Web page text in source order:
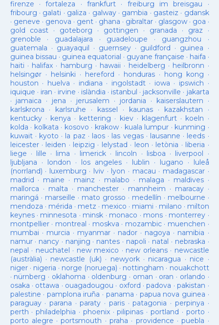
firenze ·fortaleza · frankfurt· freiburg im breisgau ·
fribourg · galati · galiza · galway· gambia · gasteiz · gdansk
· geneve · genova · gent· ghana · gibraltar· glasgow· goa ·
gold coast · goteborg · gottingen · granada · graz ·
grenoble · guadalajara · guadeloupe · guangzhou ·
guatemala · guayaquil · guernsey· guildford · guinea ·
guinea bissau · guinea equatorial · guyane française · haifa ·
haiti · halifax · hamburg · hawaii · heidelberg · heilbronn ·
helsingør· helsinki · hereford · honduras· hong kong ·
houston · huelva · indiana · ingolstadt· iowa · ipswich ·
iquique · iran · irvine · islàndia · istanbul · jacksonville · jakarta
· jamaica · jena · jerusalem · jordania · kaiserslautern ·
karlskrona · karlsruhe · kassel · kaunas· kazakhstan ·
kentucky· kenya · kettering · kiev· klagenfurt · koeln ·
kolda · kolkata · kosovo · krakow· kuala lumpur · kunming ·
kuwait· kyoto · la paz · laos· las vegas· lausanne · leeds ·
leicester· leiden · leipzig · lelystad · leon · letònia · liberia ·
liege · lille · lima · limerick· lincoln · lisboa · liverpool ·
ljubljana · london · los angeles· lublin · lugano · luleå
(norrland) · luxemburg · lviv · lyon · macau · madagascar·
madrid · maine · mainz · malabo · malaga · maldives·
mallorca · malta · manchester· mannheim · maracay·
maringá · marseille · mato grosso · medellín · melbourne ·
mendoza · mérida · metz · mexico · miami · milano · milton
keynes· minnesota · minsk · monaco · mons · monterrey ·
montpellier· montreal · moskva · mozambic· muenchen ·
mumbai · murcia · myanmar· nador · nagoya · namibia ·
namur· nancy · nanjing · nantes · napoli · natal · nebraska ·
nepal · neuchatel · new mexico · new orleans· newcastle
(austràlia) · newcastle (uk) · newyork· nicaragua · nice ·
niger· nigeria · norge (noruega) · nottingham · nouakchott
· nürnberg · oklahoma · oldenburg · oman · oran · orlando ·
osaka · ottawa · ouagadougou · oxford ·padova ·pakistan ·
palestine · pamplona iruña · panama · papua nova guinea ·
paraguay· parana ·paraty · paris·patagonia · perpinya ·
perth ·philadelphia · phoenix·pilipinas ·portland · porto ·
porto alegre ·portsmouth ·praha · providence ·puebla ·